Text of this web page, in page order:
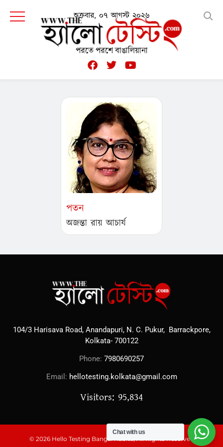
শুক্রবার, ০৭ আগস্ট ২০২৬
পরতে পরশে বাঙালিয়ানা
পতন
অজন্তা রায় আচার্য
104/3 Harisava Road, Anandapuri, N. C. Pukur, Barrackpore,
Kolkata- 700122
Phone: 7980690257
Email: hellotesting.kolkata@gmail.com
Visitors: 95,834
© 2026 Hello Testing Bangal Kabita, All Rights Reserved
Chat with us